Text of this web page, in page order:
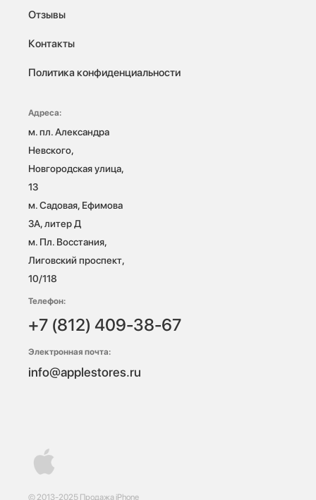
© 2013-2025 Продажа iPhone
Отзывы
Контакты
Политика конфиденциальности
Адреса:
м. пл. Александра
Невского,
Новгородская улица,
13
м. Садовая, Ефимова
3А, литер Д
м. Пл. Восстания,
Лиговский проспект,
10/118
Телефон:
+7 (812) 409-38-67
Электронная почта:
info@applestores.ru